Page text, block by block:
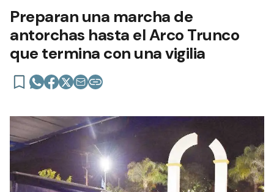
Preparan una marcha de
antorchas hasta el Arco Trunco
que termina con una vigilia